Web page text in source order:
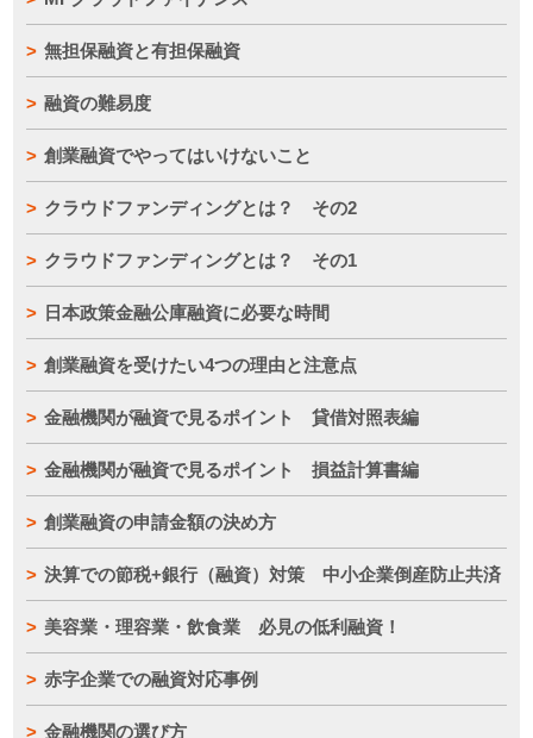
無担保融資と有担保融資
融資の難易度
創業融資でやってはいけないこと
クラウドファンディングとは？ その2
クラウドファンディングとは？ その1
日本政策金融公庫融資に必要な時間
創業融資を受けたい4つの理由と注意点
金融機関が融資で見るポイント 貸借対照表編
金融機関が融資で見るポイント 損益計算書編
創業融資の申請金額の決め方
決算での節税+銀行（融資）対策 中小企業倒産防止共済
美容業・理容業・飲食業 必見の低利融資！
赤字企業での融資対応事例
金融機関の選び方